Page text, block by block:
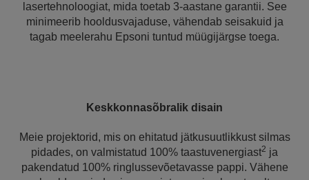
lasertehnoloogiat, mida toetab 3-aastane garantii. See
minimeerib hooldusvajaduse, vähendab seisakuid ja
tagab meelerahu Epsoni tuntud müügijärgse toega.
Keskkonnasõbralik disain
Meie projektorid, mis on ehitatud jätkusuutlikkust silmas
pidades, on valmistatud 100% taastuvenergiast2 ja
pakendatud 100% ringlussevõetavasse pappi. Vähene